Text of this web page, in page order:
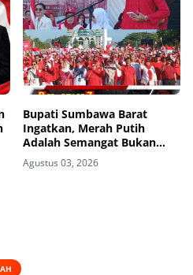
Bupati Sumbawa Barat
Ingatkan, Merah Putih
Adalah Semangat Bukan
Sekadar Dekorasi
Agustus 03, 2026